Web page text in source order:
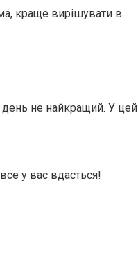
краще вирішувати в
день не найкращий. У цей
у вас вдасться!